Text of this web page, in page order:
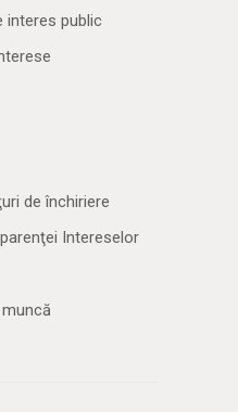
interes public
de închiriere
Intereselor